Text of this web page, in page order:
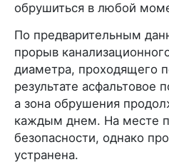
обрушиться в любой
По предварительным
прорыв
диаметра, проходящего
результате асфальтовое
а зона обрушения
каждым днем. На месте
безопасности, однако
устранена.